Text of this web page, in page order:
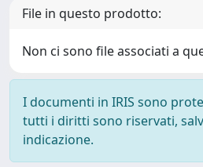
File in questo prodotto:
Non ci sono file associati a
I documenti in IRIS sono
tutti i diritti sono riservati,
indicazione.